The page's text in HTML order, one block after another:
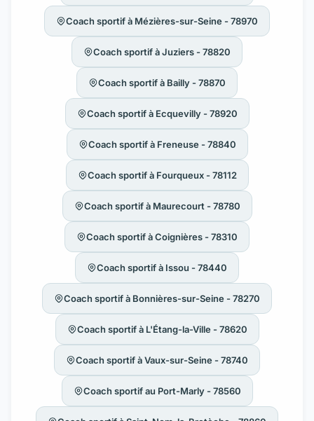
Coach sportif à Mézières-sur-Seine - 78970
Coach sportif à Juziers - 78820
Coach sportif à Bailly - 78870
Coach sportif à Ecquevilly - 78920
Coach sportif à Freneuse - 78840
Coach sportif à Fourqueux - 78112
Coach sportif à Maurecourt - 78780
Coach sportif à Coignières - 78310
Coach sportif à Issou - 78440
Coach sportif à Bonnières-sur-Seine - 78270
Coach sportif à L'Étang-la-Ville - 78620
Coach sportif à Vaux-sur-Seine - 78740
Coach sportif au Port-Marly - 78560